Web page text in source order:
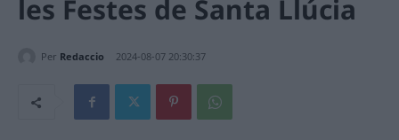
les Festes de Santa Llúcia
Per Redaccio 2024-08-07 20:30:37